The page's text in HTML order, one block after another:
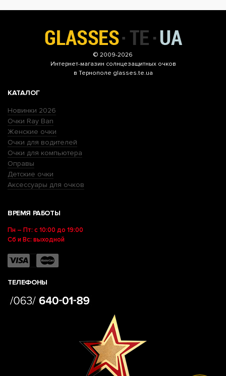
© 2009-2026
Интернет-магазин солнцезащитных очков
в Тернополе glasses.te.ua
КАТАЛОГ
Новинки 2026
Очки Ray Ban
Женские очки
Очки для водителей
Очки для компьютера
Оправы
Детские очки
Аксессуары для очков
ВРЕМЯ РАБОТЫ
Пн – Пт: с 10:00 до 19:00
Сб и Вс: выходной
ТЕЛЕФОНЫ